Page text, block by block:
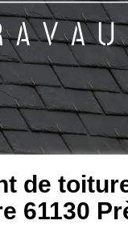
de
61130